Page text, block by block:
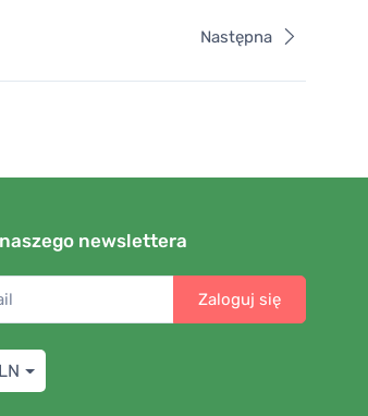
Następna
newslettera
Zaloguj się